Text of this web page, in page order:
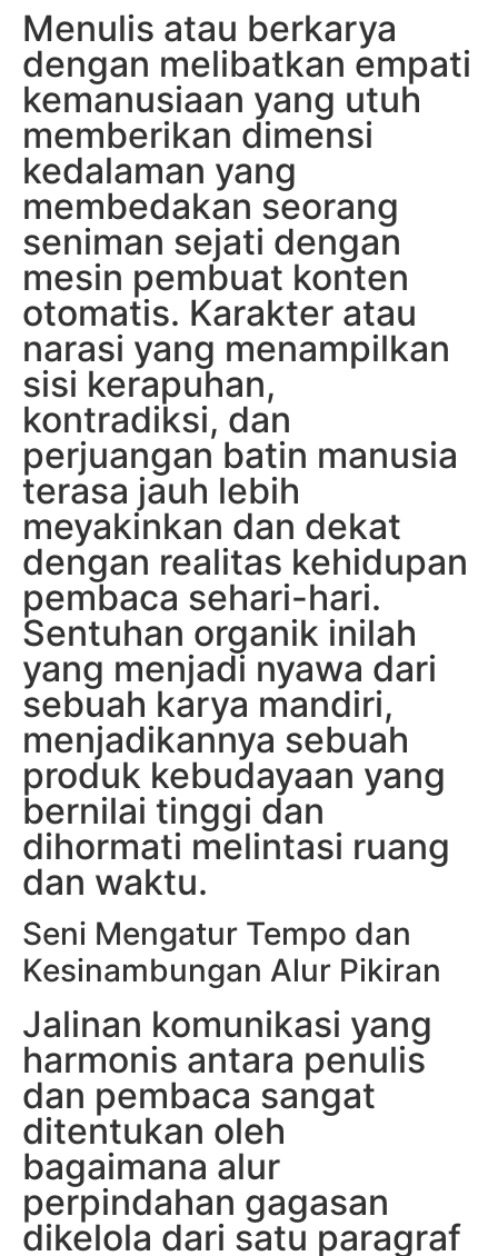
Menulis atau berkarya
dengan melibatkan empati
kemanusiaan yang utuh
memberikan dimensi
kedalaman yang
membedakan seorang
seniman sejati dengan
mesin pembuat konten
otomatis. Karakter atau
narasi yang menampilkan
sisi kerapuhan,
kontradiksi, dan
perjuangan batin manusia
terasa jauh lebih
meyakinkan dan dekat
dengan realitas kehidupan
pembaca sehari-hari.
Sentuhan organik inilah
yang menjadi nyawa dari
sebuah karya mandiri,
menjadikannya sebuah
produk kebudayaan yang
bernilai tinggi dan
dihormati melintasi ruang
dan waktu.
Seni Mengatur Tempo dan
Kesinambungan Alur Pikiran
Jalinan komunikasi yang
harmonis antara penulis
dan pembaca sangat
ditentukan oleh
bagaimana alur
perpindahan gagasan
dikelola dari satu paragraf